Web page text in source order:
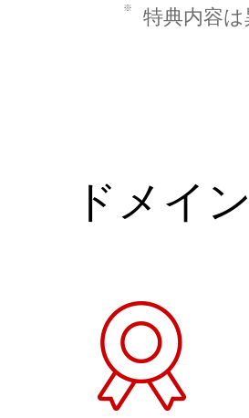
※ 特典内容
ドメイ